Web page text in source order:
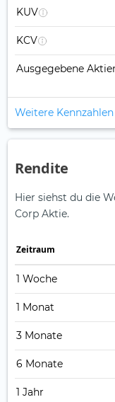
KUV
KCV
Ausgegebene
Weitere
Rendite
Hier siehst du die
Corp Aktie.
Zeitraum
1 Woche
1 Monat
3 Monate
6 Monate
1 Jahr